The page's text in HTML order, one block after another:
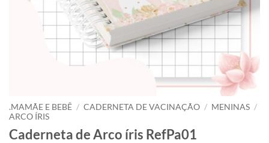
.MAMÃE E BEBÊ / CADERNETA DE VACINAÇÃO / MENINAS /
ARCO ÍRIS
Caderneta de Arco íris RefPa01